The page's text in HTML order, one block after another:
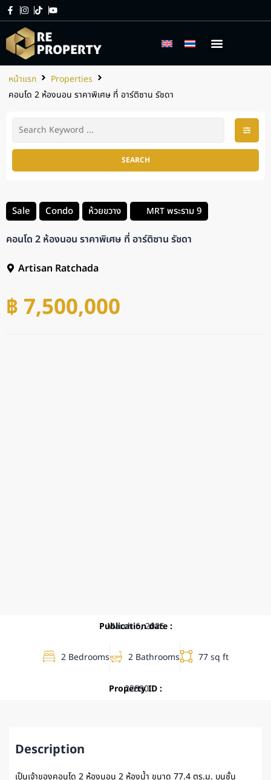
หน้าแรก
Properties
คอนโด 2 ห้องนอน ราคาพิเศษ ที่ อาร์ติซาน รัชดา
SEARCH
Sale Condo ห้วยขวาง MRTพระราม 9
คอนโด 2 ห้องนอน ราคาพิเศษ ที่ อาร์ติซาน รัชดา
Artisan Ratchada
฿ 7,500,000
Publication date :
March 6, 2025
2 Bedrooms 2 Bathrooms 77 sq ft
Property ID :
22590
Description
เป็นเจ้าของคอนโด 2 ห้องนอน 2 ห้องน้ำ ขนาด 77.4 ตร.ม. บนชั้น